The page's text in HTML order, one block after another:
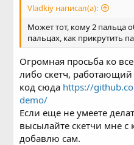
Vladkiy написал(а):
Может тот, кому 2 пальца
пальцах, как прикрутить
Огромная просьба ко
либо скетч,
код сюда https://
demo/
Если еще не умеете
высылайте скетчи мне
добавлю сам.